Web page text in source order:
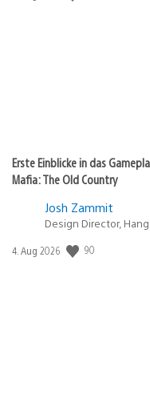
Erste Einblicke in das
Mafia: The Old Country
Josh Zammit
Design Director,
Veröffentlichungsdatum:
4. Aug 2026 90